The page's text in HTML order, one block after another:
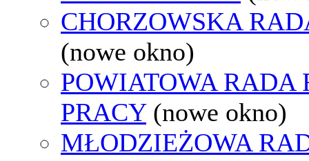
CHORZOWSKA
(nowe okno)
POWIATOWA RADA
PRACY (nowe okno)
MŁODZIEŻOWA